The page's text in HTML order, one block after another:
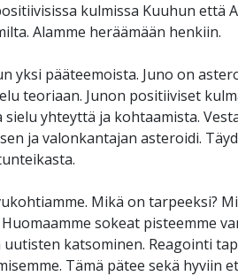
kulmissa Kuuhun että
Alamme heräämään henkiin.
yksi pääteemoista. Juno on
teoriaan. Junon positiiviset
yhteyttä ja kohtaamista.
ja valonkantajan asteroidi.
Mikä on tarpeeksi?
sokeat pisteemme
katsominen. Reagointi
Tämä pätee sekä hyviin